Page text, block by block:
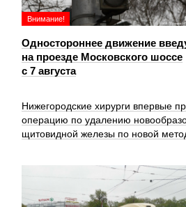
Внимание!
Одностороннее движение
на проезде Московского шоссе
с 7 августа
Нижегородские хирурги впервые
операцию по удалению
щитовидной железы по новой